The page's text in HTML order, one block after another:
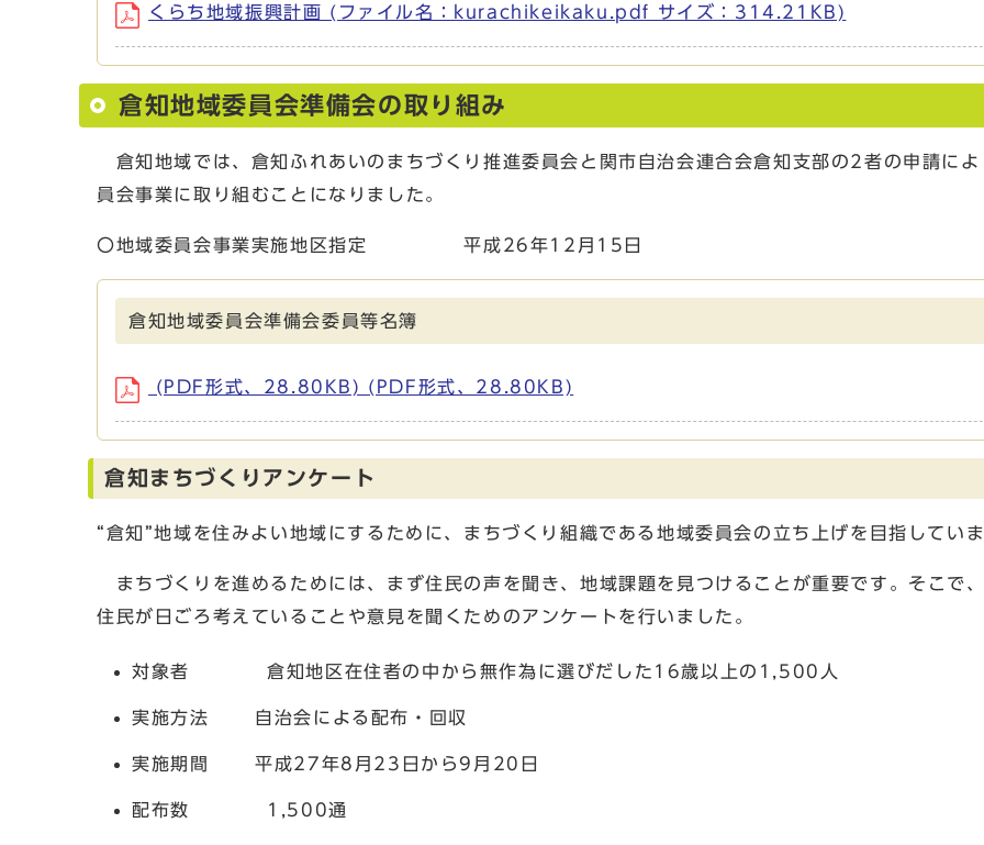
くらち地域振興計画 (ファイル名：kurachikeikaku.pdf サイズ：314.21KB)
倉知地域委員会準備会の取り組み
倉知地域では、倉知ふれあいのまちづくり推進委員会と関市自治会連合会倉知支部の2者の申請によ
員会事業に取り組むことになりました。
〇地域委員会事業実施地区指定 平成26年12月15日
倉知地域委員会準備会委員等名簿
(PDF形式、28.80KB) (PDF形式、28.80KB)
倉知まちづくりアンケート
“倉知”地域を住みよい地域にするために、まちづくり組織である地域委員会の立ち上げを目指してい
まちづくりを進めるためには、まず住民の声を聞き、地域課題を見つけることが重要です。そこで
住民が日ごろ考えていることや意見を聞くためのアンケートを行いました。
対象者 倉知地区在住者の中から無作為に選びだした16歳以上の1,500人
実施方法 自治会による配布・回収
実施期間 平成27年8月23日から9月20日
配布数 1,500通